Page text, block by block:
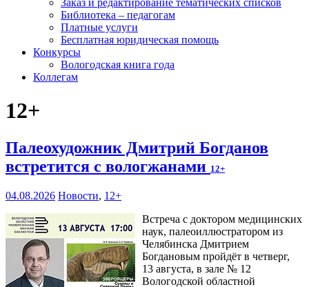
Заказ и редактирование тематических списков
Библиотека – педагогам
Платные услуги
Бесплатная юридическая помощь
Конкурсы
Вологодская книга года
Коллегам
12+
Палеохудожник Дмитрий Богданов
встретится с вологжанами 12+
04.08.2026 Новости, 12+
Встреча с доктором медицинских
наук, палеоиллюстратором из
Челябинска Дмитрием
Богдановым пройдёт в четверг,
13 августа, в зале № 12
Вологодской областной